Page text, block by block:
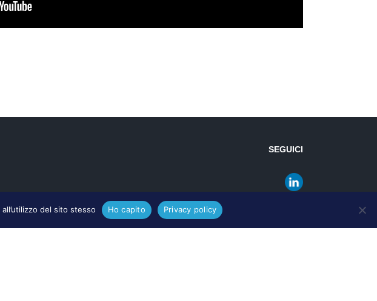
SEGUICI
Privacy Policy |Cookies Policy |Condizioni di vendita
del sito stesso Ho capito Privacy policy